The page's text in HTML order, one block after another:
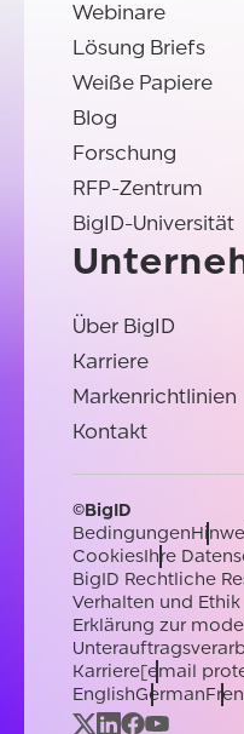
Webinare
Lösung Briefs
Weiße Papiere
Blog
Forschung
RFP-Zentrum
BigID-Universität
Über BigID
Karriere
Markenrichtlinien
Kontakt
©BigID
Bedingungen
CookiesIhre
BigID Rechtliche
Verhalten und Ethik
Erklärung zur
Karriere[email
EnglishGerman